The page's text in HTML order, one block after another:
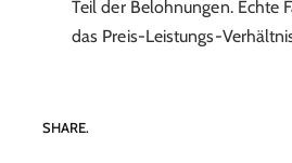
Teil der Belohnungen. Echte
das Preis-Leistungs-
SHARE.